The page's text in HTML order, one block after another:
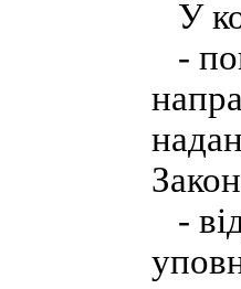
У
-
-